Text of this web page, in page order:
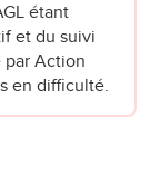
étant
et du suivi
Action
en difficulté.